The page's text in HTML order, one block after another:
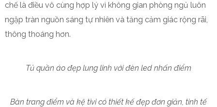
chế là điều vô cùng hợp lý vì không gian phòng ngủ luôn
ngập tràn nguồn sáng tự nhiên và tăng cảm giác rộng rãi,
thông thoáng hơn.
Tủ quần áo đẹp lung linh với đèn led nhấn điểm
Bàn trang điểm và kệ tivi có thiết kế đẹp đơn giản, tinh tế